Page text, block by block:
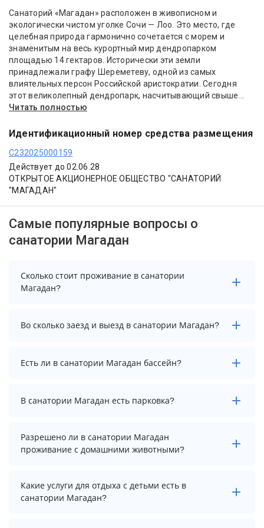
Санаторий «Магадан» расположен в живописном и
экологически чистом уголке Сочи — Лоо. Это место, где
целебная природа гармонично сочетается с морем и
знаменитым на весь курортный мир дендропарком
площадью 14 гектаров. Исторически эти земли
принадлежали графу Шереметеву, одной из самых
влиятельных персон Российской аристократии. Сегодня
этот великолепный дендропарк, насчитывающий свыше...
Читать полностью
Идентификационный номер средства размещения
С232025000159
Действует до 02.06.28
ОТКРЫТОЕ АКЦИОНЕРНОЕ ОБЩЕСТВО "САНАТОРИЙ
"МАГАДАН"
Самые популярные вопросы о
санатории Магадан
Сколько стоит проживание в санатории
Магадан?
Стоимость проживания в санатории Магадан
начинается от 3500 рублей. Чтобы увидеть
Во сколько заезд и выезд в санатории Магадан?
Заезд возможен после 14:00, а выезд необходимо
осуществить до 12:00.
Есть ли в санатории Магадан бассейн?
Да. Всего на территории санатория Магадан
бассейнов: 3. А именно: детский бассейн, крытый
Более точную информацию Вы можете уточнить по
телефону у менеджера.
В санатории Магадан есть парковка?
В санатории Магадан есть парковка, уточните
информацию перед бронированием у менеджера,
Разрешено ли в санатории Магадан
проживание с домашними животными?
Проживание с домашними животными запрещено.
Какие услуги для отдыха с детьми есть в
санатории Магадан?